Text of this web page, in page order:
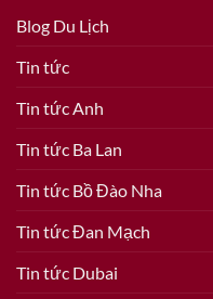
Blog Du Lịch
Tin tức
Tin tức Anh
Tin tức Ba Lan
Tin tức Bồ Đào Nha
Tin tức Đan Mạch
Tin tức Dubai